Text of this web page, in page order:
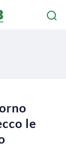
le